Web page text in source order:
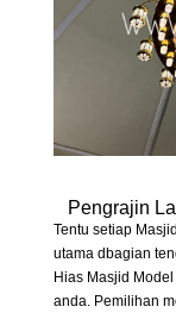
Pengrajin
Tentu setiap
utama dbagian
Hias Masjid
anda. Pemilihan